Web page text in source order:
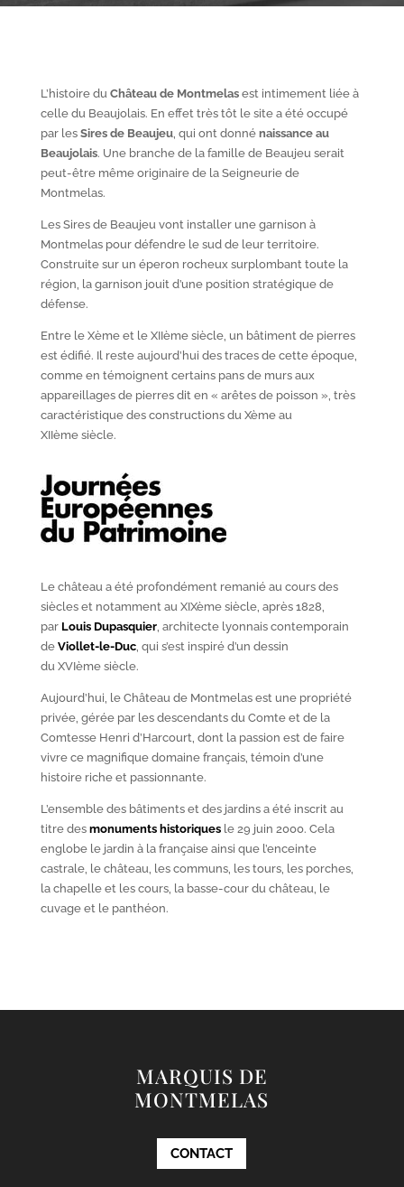
L’histoire duChâteau de Montmelasest intimement liée à
celle du Beaujolais. En effet très tôt le site a été occupé
par les Sires de Beaujeu, qui ont donné naissance au
Beaujolais. Une branche de la famille de Beaujeu serait
peut-être même originaire de la Seigneurie de
Montmelas.
Les Sires de Beaujeu vont installer une garnison à
Montmelas pour défendre le sud de leur territoire.
Construite sur un éperon rocheux surplombant toute la
région, la garnison jouit d’une position stratégique de
défense.
Entre le Xèmeet le XIIèmesiècle, un bâtiment de pierres
est édifié. Il reste aujourd’hui des traces de cette époque,
comme en témoignent certains pans de murs aux
appareillages de pierres dit en « arêtes de poisson », très
caractéristique des constructions du Xèmeau
XIIèmesiècle.
Le château a été profondément remanié au cours des
siècles et notamment au XIXèmesiècle, après 1828,
par Louis Dupasquier, architecte lyonnais contemporain
de Viollet-le-Duc, qui s’est inspiré d’un dessin
du XVIèmesiècle.
Aujourd’hui, le Château de Montmelas est une propriété
privée, gérée par les descendants du Comte et de la
Comtesse Henri d’Harcourt, dont la passion est de faire
vivre ce magnifique domaine français, témoin d’une
histoire riche et passionnante.
L’ensemble des bâtiments et des jardins a été inscrit au
titre des monuments historiquesle 29 juin 2000. Cela
englobe le jardin à la française ainsi que l’enceinte
castrale, le château, les communs, les tours, les porches,
la chapelle et les cours, la basse-cour du château, le
cuvage et le panthéon.
MARQUIS DE
MONTMELAS
CONTACT